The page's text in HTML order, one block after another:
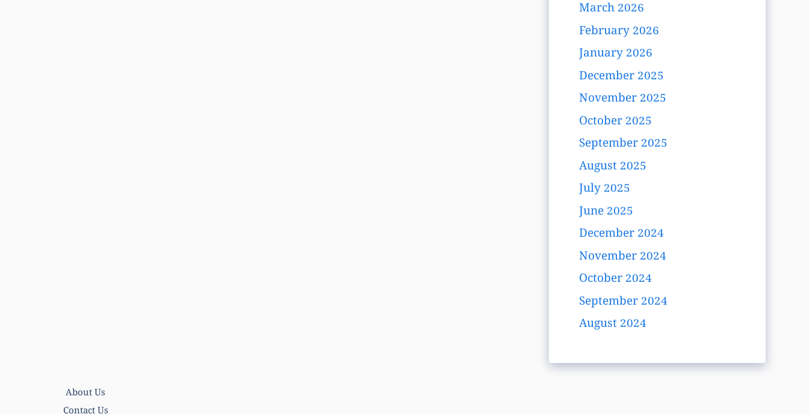
March 2026
February 2026
January 2026
December 2025
November 2025
October 2025
September 2025
August 2025
July 2025
June 2025
December 2024
November 2024
October 2024
September 2024
August 2024
About Us
Contact Us